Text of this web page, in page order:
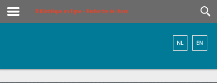
Bibliothèque en ligne – Recherche de livres
EN
NL